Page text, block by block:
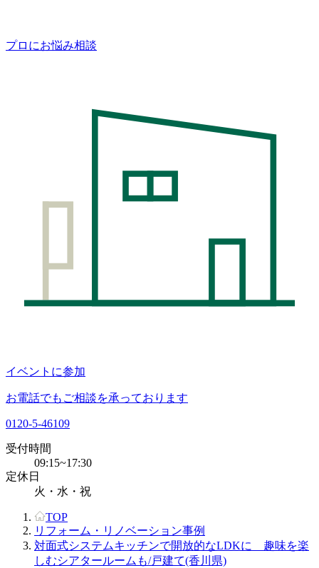
プロにお悩み相談
イベントに参加
お電話でもご相談を承っております
0120-5-46109
受付時間
09:15~17:30
定休日
火・水・祝
TOP
リフォーム・リノベーション事例
対面式システムキッチンで開放的なLDKに 趣味を楽
しむシアタールームも/戸建て(香川県)